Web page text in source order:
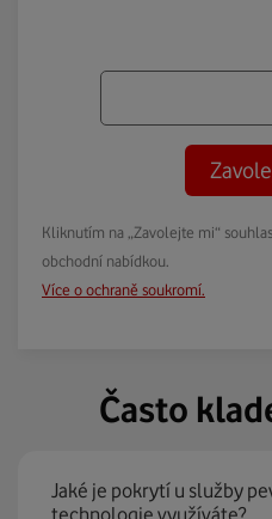
Kliknutím na „Zavolejte mi“
obchodní nabídkou.
Více o ochraně soukromí.
Často
Jaké je pokrytí u služby
technologie využíváte?